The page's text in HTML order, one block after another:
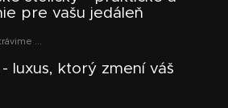
pre vašu jedáleň
...
luxus, ktorý zmení váš